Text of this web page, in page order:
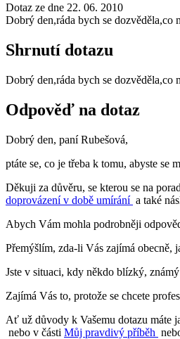
Dotaz ze dne 22. 06. 2010
Dobrý den,ráda bych se dozvěděla,co
Shrnutí dotazu
Dobrý den,ráda bych se dozvěděla,co
Odpověď na dotaz
Dobrý den, paní Rubešová,
ptáte se, co je třeba k tomu, abyste se
Děkuji za důvěru, se kterou se na
doprovázení v době umírání a také
Abych Vám mohla podrobněji
Přemýšlím, zda-li Vás zajímá obecně,
Jste v situaci, kdy někdo blízký,
Zajímá Vás to, protože se chcete
Ať už důvody k Vašemu dotazu máte
nebo v části Můj pravdivý příběh